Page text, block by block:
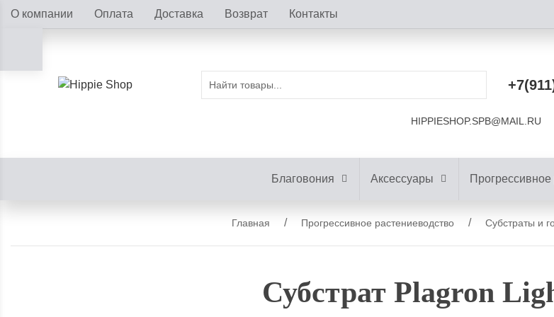
О компании Оплата Доставка Возврат Контакты
HIPPIESHOP.SPB@MAIL.RU
Благовония Аксессуары
Главная Прогрессивное растениеводство Субстраты и
Субстрат Plagron